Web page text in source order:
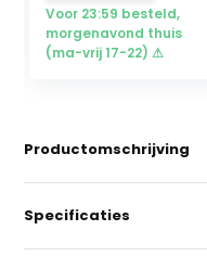
Voor 23:59 besteld,
morgenavond thuis
(ma-vrij 17-22) ⚠
Productomschrijving
Specificaties